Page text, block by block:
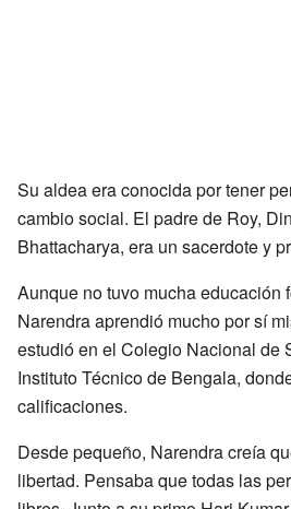
Su aldea era conocida por tener
cambio social. El padre de Roy,
Bhattacharya, era un sacerdote y
Aunque no tuvo mucha educación
Narendra aprendió mucho por sí
estudió en el Colegio Nacional de
Instituto Técnico de Bengala,
calificaciones.
Desde pequeño, Narendra creía
libertad. Pensaba que todas las